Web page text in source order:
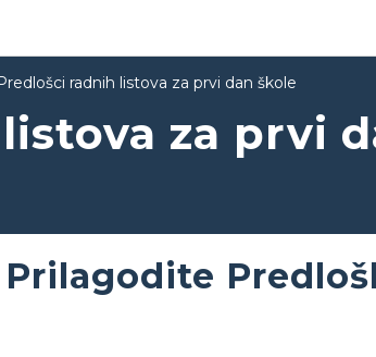
radnih listova za prvi dan škole
za prvi
Prilagodite